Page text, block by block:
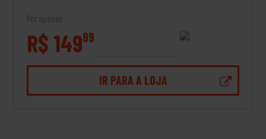
Por apenas
R$ 14999
IR PARA A LOJA